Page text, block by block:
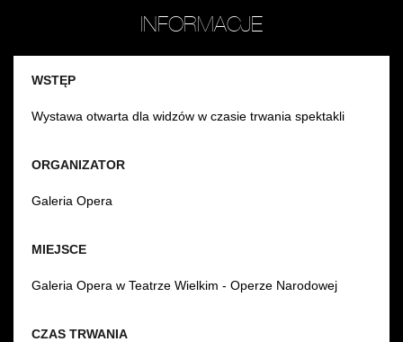
INFORMACJE
CZAS TRWANIA
MIEJSCE
Galeria Opera w Teatrze Wielkim - Operze Narodowej
ORGANIZATOR
Galeria Opera
WSTĘP
Wystawa otwarta dla widzów w czasie trwania spektakli